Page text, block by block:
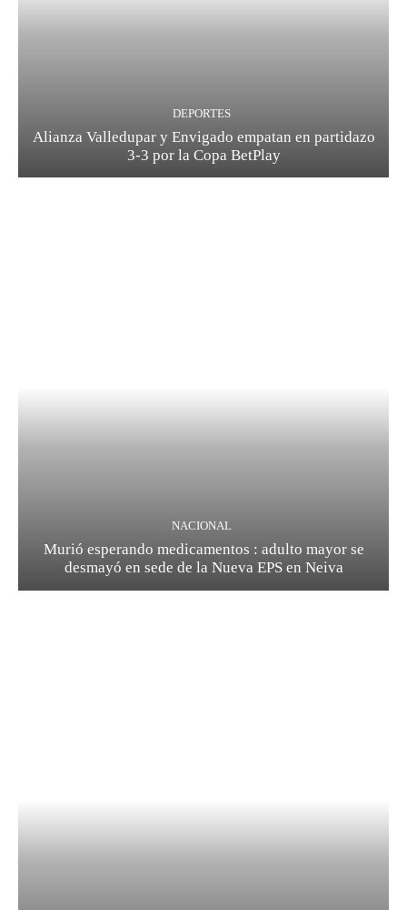
DEPORTES
Alianza Valledupar y Envigado empatan en partidazo
3-3 por la Copa BetPlay
NACIONAL
Murió esperando medicamentos : adulto mayor se
desmayó en sede de la Nueva EPS en Neiva